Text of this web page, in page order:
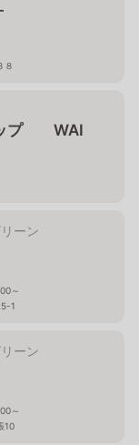
８
ップ WAI
ーン
～
1
ーン
～
10